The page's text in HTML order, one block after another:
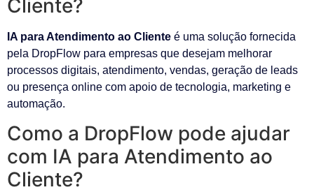
Cliente?
IA para Atendimento ao Cliente é uma solução fornecida
pela DropFlow para empresas que desejam melhorar
processos digitais, atendimento, vendas, geração de leads
ou presença online com apoio de tecnologia, marketing e
automação.
Como a DropFlow pode ajudar
com IA para Atendimento ao
Cliente?